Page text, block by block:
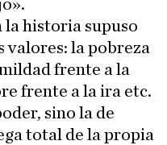
la historia supuso
valores: la pobreza
frente a la
frente a la ira etc.
sino la de
total de la propia